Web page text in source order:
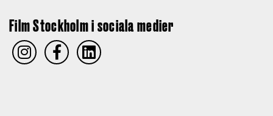
Film Stockholm i sociala medier